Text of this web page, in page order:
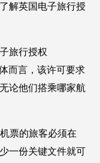
解英国电子旅行授
旅行授权
而言，该许可要求
论他们搭乘哪家航
票的旅客必须在
一份关键文件就可